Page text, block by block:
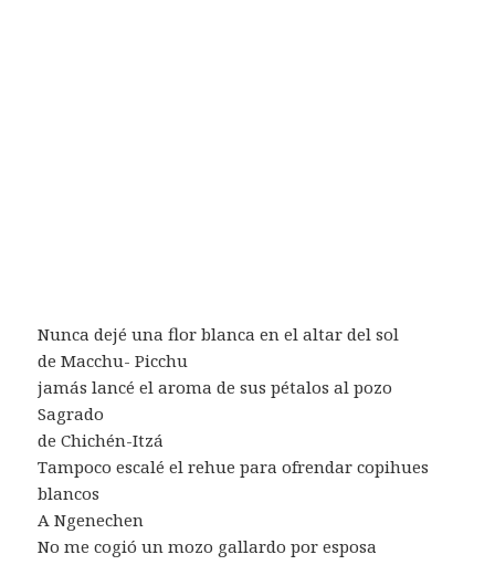
Nunca dejé una flor blanca en el altar del sol
de Macchu- Picchu
jamás lancé el aroma de sus pétalos al pozo
Sagrado
de Chichén-Itzá
Tampoco escalé el rehue para ofrendar copihues
blancos
A Ngenechen
No me cogió un mozo gallardo por esposa